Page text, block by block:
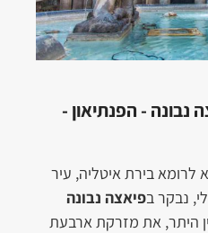
נבונה - הפנתיאון -
בירת איטליה, עיר
נבקר בפיאצה נבונה
היתר, את מזרקת ארבעת